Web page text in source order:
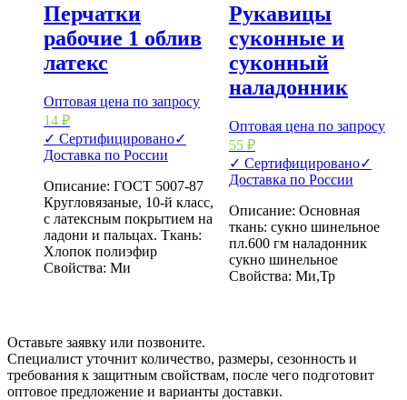
Перчатки
рабочие 1 облив
латекс
Оптовая цена по запросу
14 ₽
✓ Сертифицировано✓
Доставка по России
Описание: ГОСТ 5007-87
Кругловязаные, 10-й класс,
с латексным покрытием на
ладони и пальцах. Ткань:
Хлопок полиэфир
Свойства: Ми
Рукавицы
суконные и
суконный
наладонник
Оптовая цена по запросу
55 ₽
✓ Сертифицировано✓
Доставка по России
Описание: Основная
ткань: сукно шинельное
пл.600 гм наладонник
сукно шинельное
Свойства: Ми,Тр
Оставьте заявку или позвоните.
Специалист уточнит количество, размеры, сезонность и
требования к защитным свойствам, после чего подготовит
оптовое предложение и варианты доставки.